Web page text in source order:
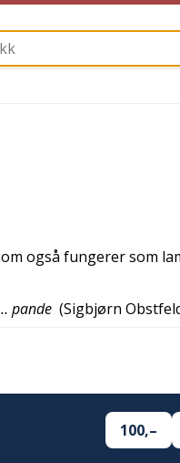
også fungerer som
pande (Sigbjørn
100,–